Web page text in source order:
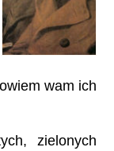
wam ich
zielonych